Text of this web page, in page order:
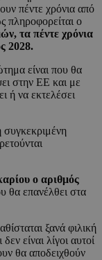
πέντε χρόνια από
πληροφορείται ο
τα πέντε χρόνια
2028.
είναι που θα
στην ΕΕ και με
ή να εκτελέσει
συγκεκριμένη
ο αριθμός
θα επανέλθει στα
ξανά φιλική
είναι λίγοι αυτοί
θα αποδειχθούν